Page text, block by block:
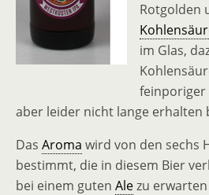
Rotgolden
im Glas,
feinporiger
aber leider nicht lange erhalten
Das Aroma wird von den sechs
bestimmt, die in diesem Bier
bei einem guten Alezu